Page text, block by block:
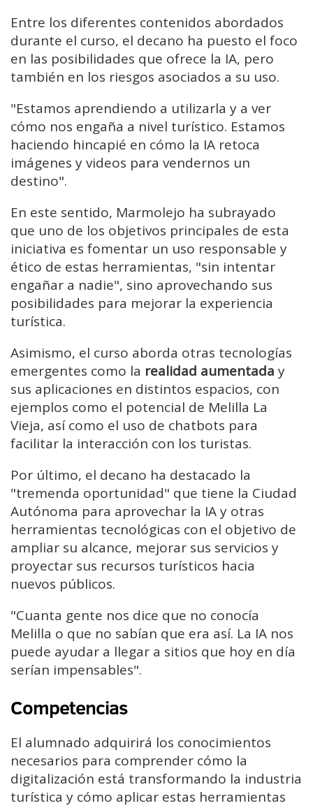
Entre los diferentes contenidos abordados
durante el curso, el decano ha puesto el foco
en las posibilidades que ofrece la IA, pero
también en los riesgos asociados a su uso.
"Estamos aprendiendo a utilizarla y a ver
cómo nos engaña a nivel turístico. Estamos
haciendo hincapié en cómo la IA retoca
imágenes y videos para vendernos un
destino".
En este sentido, Marmolejo ha subrayado
que uno de los objetivos principales de esta
iniciativa es fomentar un uso responsable y
ético de estas herramientas, "sin intentar
engañar a nadie", sino aprovechando sus
posibilidades para mejorar la experiencia
turística.
Asimismo, el curso aborda otras tecnologías
emergentes como la realidad aumentada y
sus aplicaciones en distintos espacios, con
ejemplos como el potencial de Melilla La
Vieja, así como el uso de chatbots para
facilitar la interacción con los turistas.
Por último, el decano ha destacado la
"tremenda oportunidad" que tiene la Ciudad
Autónoma para aprovechar la IA y otras
herramientas tecnológicas con el objetivo de
ampliar su alcance, mejorar sus servicios y
proyectar sus recursos turísticos hacia
nuevos públicos.
"Cuanta gente nos dice que no conocía
Melilla o que no sabían que era así. La IA nos
puede ayudar a llegar a sitios que hoy en día
serían impensables".
Competencias
El alumnado adquirirá los conocimientos
necesarios para comprender cómo la
digitalización está transformando la industria
turística y cómo aplicar estas herramientas